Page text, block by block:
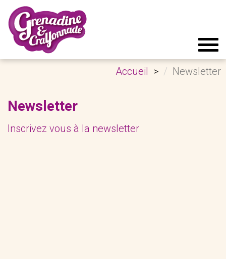
Accueil
Newsletter
Newsletter
Inscrivez vous à la newsletter